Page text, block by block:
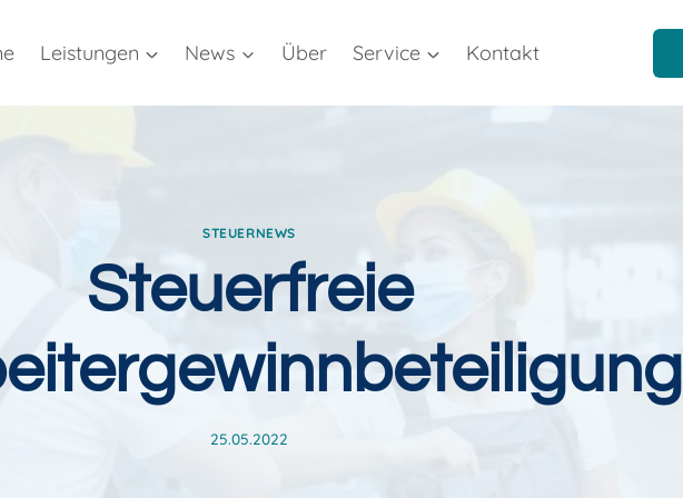
Leistungen News Über Service Kontakt
STEUERNEWS
Steuerfreie
25.05.2022